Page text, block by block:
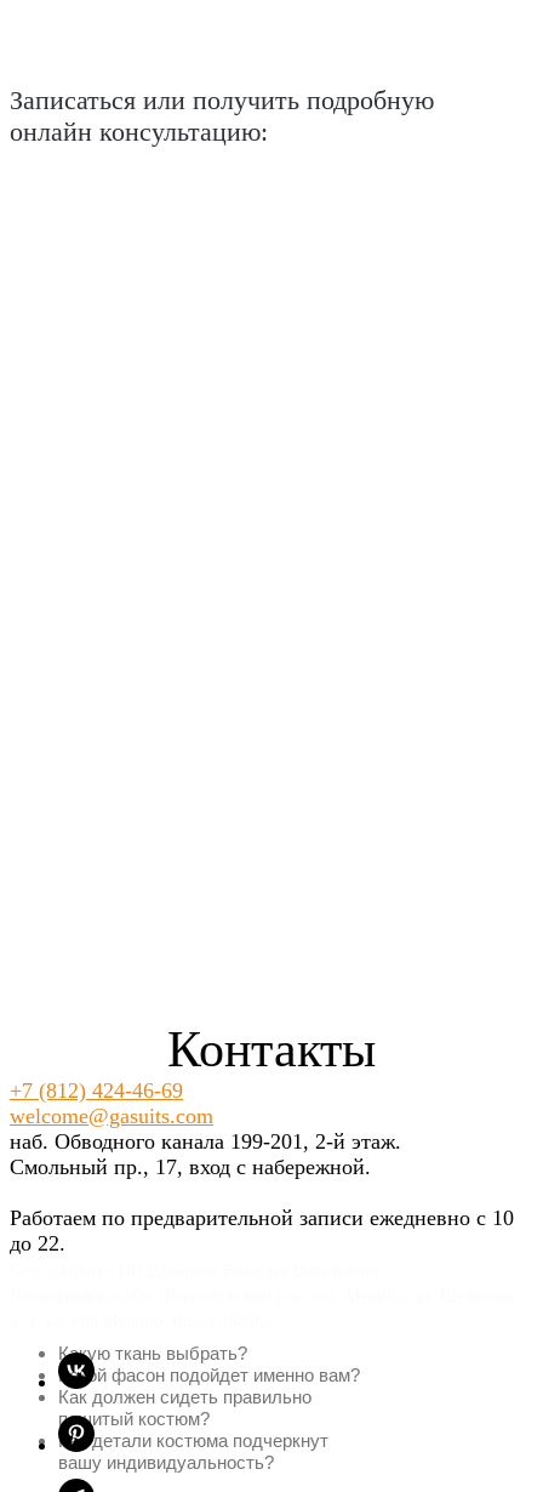
Записаться или получить подробную
онлайн консультацию:
Какую ткань выбрать?
Какой фасон подойдет именно вам?
Как должен сидеть правильно
пошитый костюм?
Как детали костюма подчеркнут
вашу индивидуальность?
Контакты
+7 (812) 424-46-69
welcome@gasuits.com
наб. Обводного канала 199-201, 2-й этаж.
Смольный пр., 17, вход с набережной.
Работаем по предварительной записи ежедневно с 10
до 22.